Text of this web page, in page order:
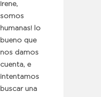
Irene,
somos
humanas! lo
bueno que
nos damos
cuenta, e
intentamos
buscar una